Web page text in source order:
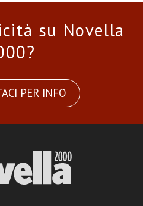
su Novella
PER INFO